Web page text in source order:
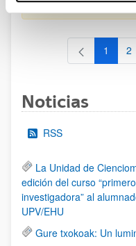
al 30/07/2026 (ambos
Página
1 2
Noticias
RSS
La Unidad de
edición del curso
investigadora” al
UPV/EHU
Gure txokoak: Un